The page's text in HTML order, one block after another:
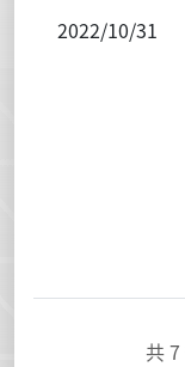
2022/10/31
共7